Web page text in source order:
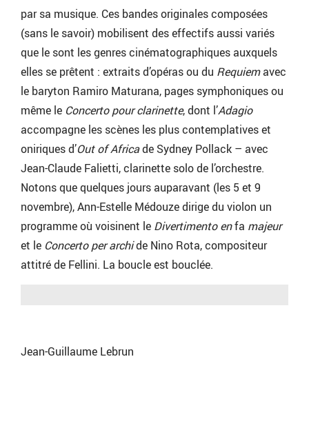
par sa musique. Ces bandes originales composées
(sans le savoir) mobilisent des effectifs aussi variés
que le sont les genres cinématographiques auxquels
elles se prêtent : extraits d’opéras ou du Requiemavec
le baryton Ramiro Maturana, pages symphoniques ou
même le Concerto pour clarinette, dont l’Adagio
accompagne les scènes les plus contemplatives et
oniriques d’Out of Africade Sydney Pollack – avec
Jean-Claude Falietti, clarinette solo de l’orchestre.
Notons que quelques jours auparavant (les 5 et 9
novembre), Ann-Estelle Médouze dirige du violon un
programme où voisinent le Divertimento enfa majeur
et le Concerto per archide Nino Rota, compositeur
attitré de Fellini. La boucle est bouclée.
Jean-Guillaume Lebrun